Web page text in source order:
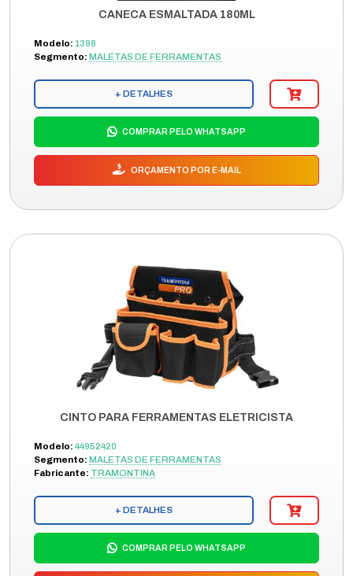
CANECA ESMALTADA 180ML
Modelo: 1398
Segmento: MALETAS DE FERRAMENTAS
+ DETALHES
COMPRAR PELO WHATSAPP
ORÇAMENTO POR E-MAIL
CINTO PARA FERRAMENTAS ELETRICISTA
Modelo: 44952420
Segmento: MALETAS DE FERRAMENTAS
Fabricante: TRAMONTINA
+ DETALHES
COMPRAR PELO WHATSAPP